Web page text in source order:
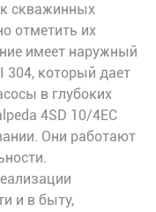
скважинных
отметить их
имеет наружный
304, который дает
в глубоких
4SD 10/4EC
Они работают
и в быту,